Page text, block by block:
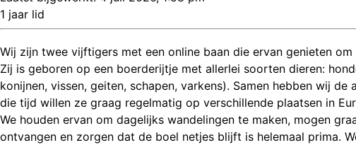
1 jaar lid
Wij zijn twee vijftigers met een online baan die ervan genieten
Zij is geboren op een boerderijtje met allerlei soorten dieren:
konijnen, vissen, geiten, schapen, varkens). Samen hebben wij
die tijd willen ze graag regelmatig op verschillende plaatsen in
We houden ervan om dagelijks wandelingen te maken, mogen
ontvangen en zorgen dat de boel netjes blijft is helemaal prima.